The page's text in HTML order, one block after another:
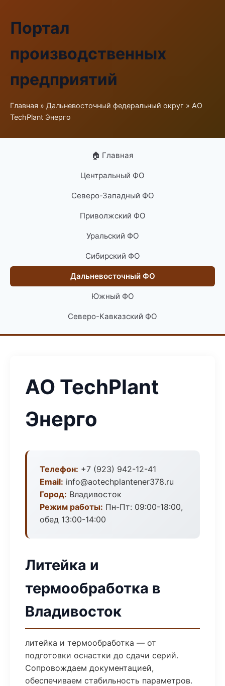
Портал
производственных
предприятий
Главная » Дальневосточный федеральный округ » АО
TechPlant Энерго
🏠 Главная
Центральный ФО
Северо-Западный ФО
Приволжский ФО
Уральский ФО
Сибирский ФО
Дальневосточный ФО
Южный ФО
Северо-Кавказский ФО
АО TechPlant
Энерго
Телефон: +7 (923) 942-12-41
Email: info@aotechplantener378.ru
Город: Владивосток
Режим работы: Пн-Пт: 09:00-18:00,
обед 13:00-14:00
Литейка и
термообработка в
Владивосток
литейка и термообработка — от
подготовки оснастки до сдачи серий.
Сопровождаем документацией,
обеспечиваем стабильность параметров.